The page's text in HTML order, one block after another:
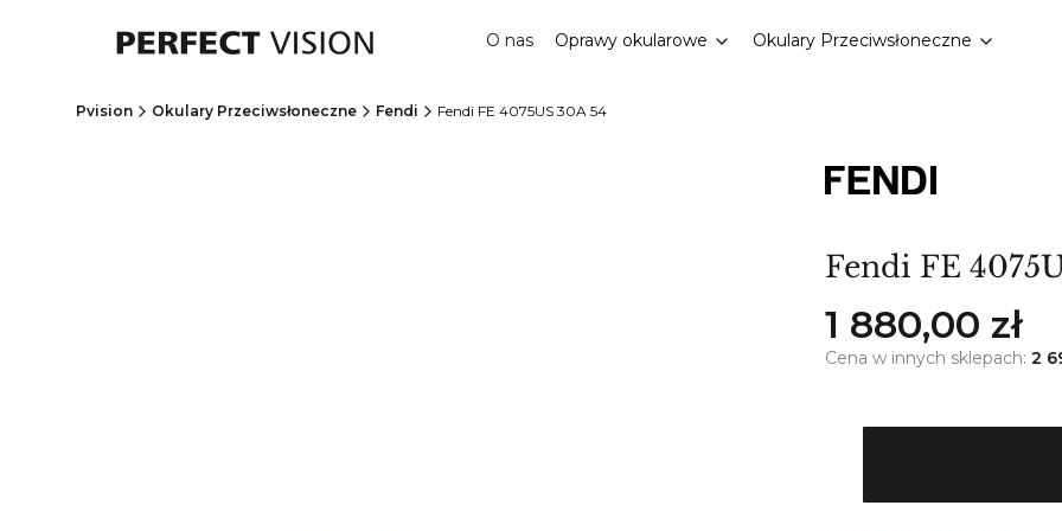
O nas Oprawy okularowe Okulary Przeciwsłoneczne
Pvision Okulary Przeciwsłoneczne Fendi Fendi FE 4075US 30A 54
Fendi FE
Cena
1 880,00 zł
Cena w innych sklepach: 2